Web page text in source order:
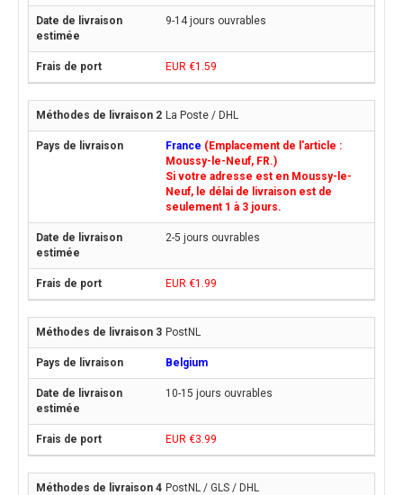
9-14 jours ouvrables
EUR €1.59
La Poste / DHL
France (Emplacement de l'article :
Moussy-le-Neuf, FR.)
Si votre adresse est en Moussy-le-
Neuf, le délai de livraison est de
seulement 1 à 3 jours.
2-5 jours ouvrables
EUR €1.99
PostNL
Belgium
10-15 jours ouvrables
EUR €3.99
PostNL / GLS / DHL